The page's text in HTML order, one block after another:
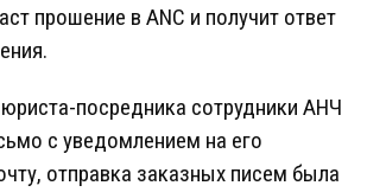
прошение в ANC и получит ответ
посредника сотрудники АНЧ
с уведомлением на его
отправка заказных писем была